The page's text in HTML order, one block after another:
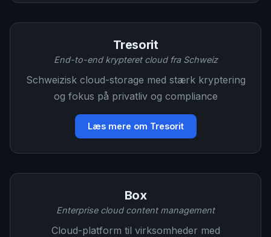
Tresorit
End-to-end krypteret cloud fra Schweiz
Schweizisk cloud-storage med stærk kryptering
og fokus på privatliv og compliance
Læs mere om Tresorit
Box
Enterprise cloud content management
Cloud-platform til virksomheder med